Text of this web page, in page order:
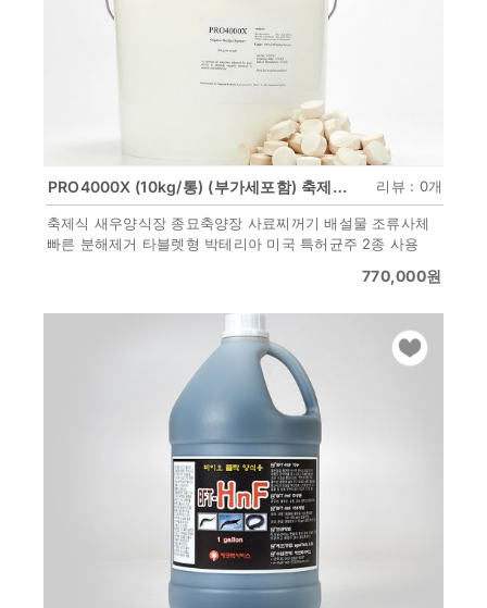
PRO4000X (10kg/통) (부가세포함) 축제식 양식 종묘 축양 전용미생물(타블렛형) 리뷰 : 0개
축제식 새우양식장 종묘축양장 사료찌꺼기 배설물 조류사체
빠른 분해제거 타블렛형 박테리아 미국 특허균주 2종 사용
770,000원